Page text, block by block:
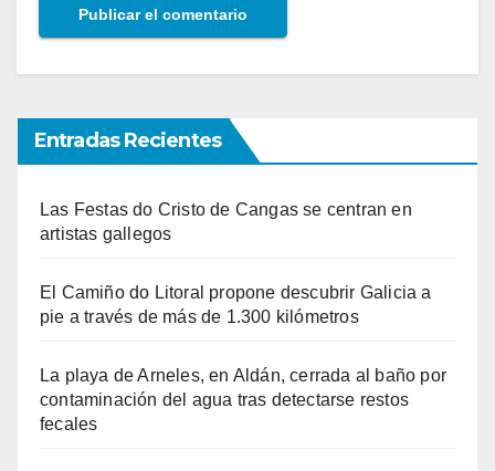
Entradas Recientes
Las Festas do Cristo de Cangas se centran en
artistas gallegos
El Camiño do Litoral propone descubrir Galicia a
pie a través de más de 1.300 kilómetros
La playa de Arneles, en Aldán, cerrada al baño por
contaminación del agua tras detectarse restos
fecales